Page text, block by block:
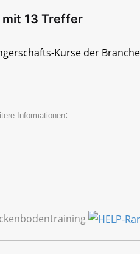
13 Treffer
Kurse der
Informationen: